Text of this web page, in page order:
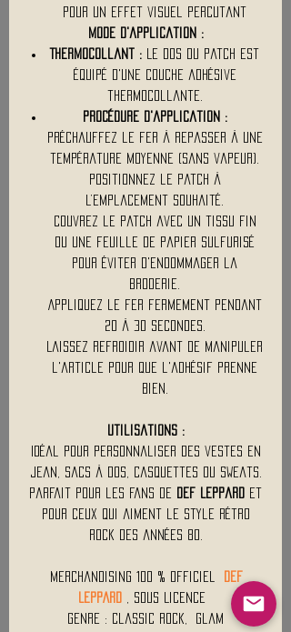
pour un effet visuel percutant
Mode d'application :
Thermocollant : Le dos du patch est
équipé d'une couche adhésive
thermocollante.
Procédure d'application :
Préchauffez le fer à repasser à une
température moyenne (sans vapeur).
Positionnez le patch à
l’emplacement souhaité.
Couvrez le patch avec un tissu fin
ou une feuille de papier sulfurisé
pour éviter d'endommager la
broderie.
Appliquez le fer fermement pendant
20 à 30 secondes.
Laissez refroidir avant de manipuler
l'article pour que l'adhésif prenne
bien.
Utilisations :
Idéal pour personnaliser des vestes en
jean, sacs à dos, casquettes ou sweats.
Parfait pour les fans de
Def Leppard
et
pour ceux qui aiment le style rétro
rock des années 80.
Merchandising 100 % Officiel
DEF
LEPPARD
, Sous Licence
Genre : Classic Rock, Glam